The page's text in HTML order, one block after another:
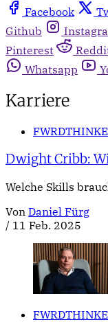
Facebook
Github
Pinterest
Whatsapp
Karriere
Dwight Cribb:
Welche Skills
Von Daniel Fürg
/ 11 Feb. 2025